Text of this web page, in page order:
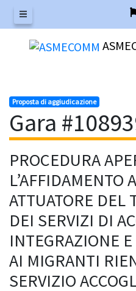
Menu
Proposta di aggiudicazione
Gara
PROCEDURA
L’AFFIDAMENTO
ATTUATORE DEL
DEI SERVIZI DI
INTEGRAZIONE
AI MIGRANTI
SERVIZIO